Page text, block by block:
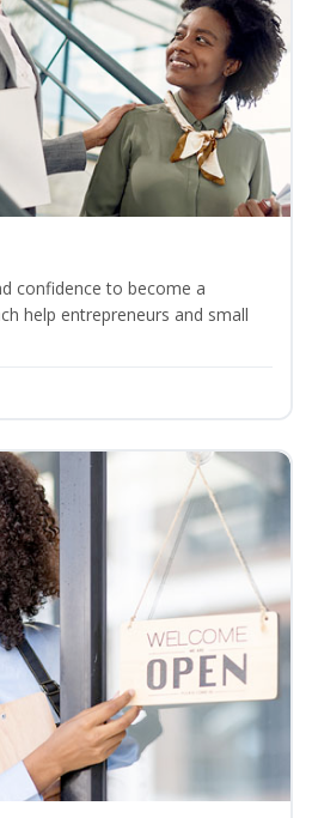
confidence to become a
help entrepreneurs and small